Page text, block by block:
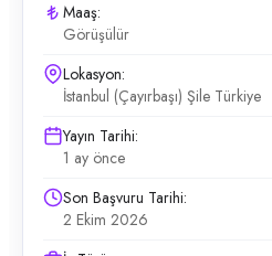
Maaş:
Görüşülür
Lokasyon:
İstanbul (Çayırbaşı) Şile Türkiye
Yayın Tarihi:
1 ay önce
Son Başvuru Tarihi:
2 Ekim 2026